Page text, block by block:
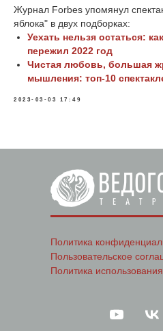
Журнал Forbes упомянул
яблока" в двух подборках:
Уехать нельзя остаться:
пережил 2022 год
Чистая любовь, большая
мышления: топ-10
2023-03-03 17:49
Политика
Пользовательское
Политика